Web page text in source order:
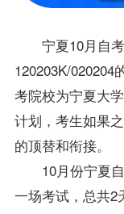
宁夏10月自
120203K/020204
考院校为宁夏大
计划，考生如果
的顶替和衔接。
10月份宁夏
一场考试，总共2